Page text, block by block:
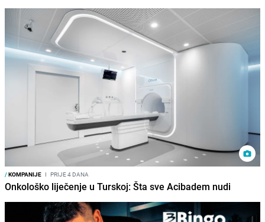
/KOMPANIJE I PRIJE 4 DANA
Onkološko liječenje u Turskoj: Šta sve Acibadem nudi